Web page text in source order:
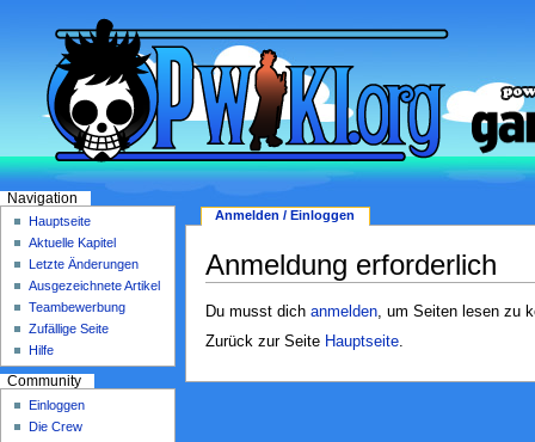
Anmeldung erforderlich
Du musst dich anmelden, um Seiten lesen zu
Zurück zur Seite Hauptseite.
Anmelden / Einloggen
Navigation
Hauptseite
Aktuelle Kapitel
Letzte Änderungen
Ausgezeichnete Artikel
Teambewerbung
Zufällige Seite
Hilfe
Community
Einloggen
Die Crew